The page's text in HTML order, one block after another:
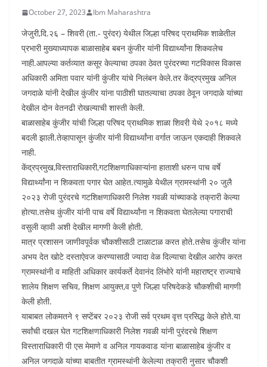
October 27, 2023 Ibm Maharashtra
जेजुरी,दि.२६ – शिवरी (ता.- पुरंदर) येथील जिल्हा परिषद प्राथमिक शाळेतील
प्रभारी मुख्याध्यापक बाळासाहेब बबन कुंजीर यांनी विद्यार्थ्यांना शिकवलेच
नाही.आपल्या कर्तव्यात कसूर केल्याचा ठपका ठेवत पुरंदरच्या गटविकास विकास
अधिकारी अमिता पवार यांनी कुंजीर यांचे निलंबन केले.तर केंद्रप्रमुख अनिल
जगदाळे यांनी देखील कुंजीर यांना पाठीशी घातल्याचा ठपका ठेवून जगदाळे यांच्या
देखील दोन वेतनढी रोखल्याची शास्ती केली.
बाळासाहेब कुंजीर यांची जिल्हा परिषद प्राथमिक शाळा शिवरी येथे २०१८ मध्ये
बदली झाली.तेव्हापासून कुंजीर यांनी विद्यार्थ्यांना वर्गात जाऊन एकदाही शिकवले
नाही.
केंद्रप्रमुख,विस्ताराधिकारी,गटशिक्षणाधिकाऱ्यांना हाताशी धरुन पाच वर्षे
विद्यार्थ्यांना न शिकवता पगार घेत आहेत.त्यामुळे येथील ग्रामस्थांनी २० जुलै
२०२३ रोजी पुरंदरचे गटशिक्षणाधिकारी निलेश गवळी यांच्याकडे तक्रारी केल्या
होत्या.तसेच कुंजीर यांनी पाच वर्षे विद्यार्थ्यांना न शिकवता घेतलेल्या पगाराची
वसुली व्हावी अशी देखील मागणी केली होती.
मात्र प्रशासन जाणीवपूर्वक चौकशीसाठी टाळाटाळ करत होते.तसेच कुंजीर यांना
अभय देत खोटे दस्ताऐवज करण्यासाठी ज्यादा वेळ दिल्याचा देखील आरोप करत
ग्रामस्थांनी व माहिती अधिकार कार्यकर्ते देवानंद लिंभोरे यांनी महाराष्ट्र राज्याचे
शालेय शिक्षण सचिव, शिक्षण आयुक्त,व पुणे जिल्हा परिषदेकडे चौकशीची मागणी
केली होती.
याबाबत लोकमतने ९ सप्टेंबर २०२३ रोजी सर्व प्रथम वृत्त प्रसिद्ध केले होते.या
सर्वांची दखल घेत गटशिक्षणाधिकारी निलेश गवळी यांनी पुरंदरचे शिक्षण
विस्ताराधिकारी पी एस मेमाणे व अनिल गायकवाड यांना बाळासाहेब कुंजीर व
अनिल जगदाळे यांच्या बाबतीत ग्रामस्थांनी केलेल्या तक्रारी नुसार चौकशी